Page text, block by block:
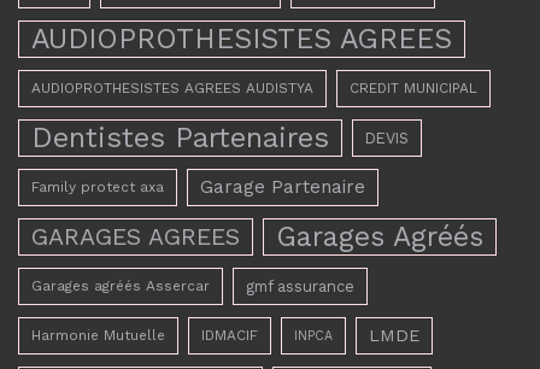
AUDIOPROTHESISTES AGREES
AUDIOPROTHESISTES AGREES AUDISTYA CREDIT MUNICIPAL
Dentistes Partenaires DEVIS
Family protect axa Garage Partenaire
GARAGES AGREES Garages Agréés
Garages agréés Assercar gmf assurance
Harmonie Mutuelle IDMACIF INPCA LMDE